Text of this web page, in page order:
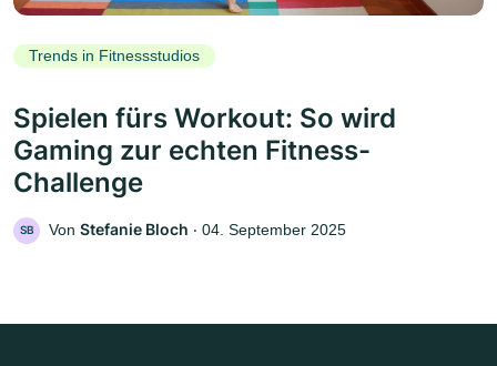
Trends in Fitnessstudios
Spielen fürs Workout: So wird
Gaming zur echten Fitness-
Challenge
SB Von Stefanie Bloch ‧ 04. September 2025